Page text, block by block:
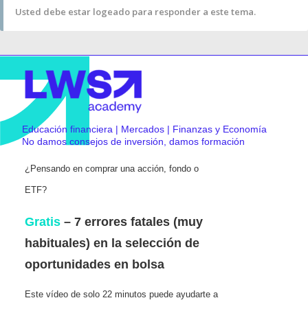
Usted debe estar logeado para responder a este tema.
Educación financiera | Mercados | Finanzas y Economía
No damos consejos de inversión, damos formación
¿Pensando en comprar una acción, fondo o
ETF?
Gratis – 7 errores fatales (muy
habituales) en la selección de
oportunidades en bolsa
Este vídeo de solo 22 minutos puede ayudarte a